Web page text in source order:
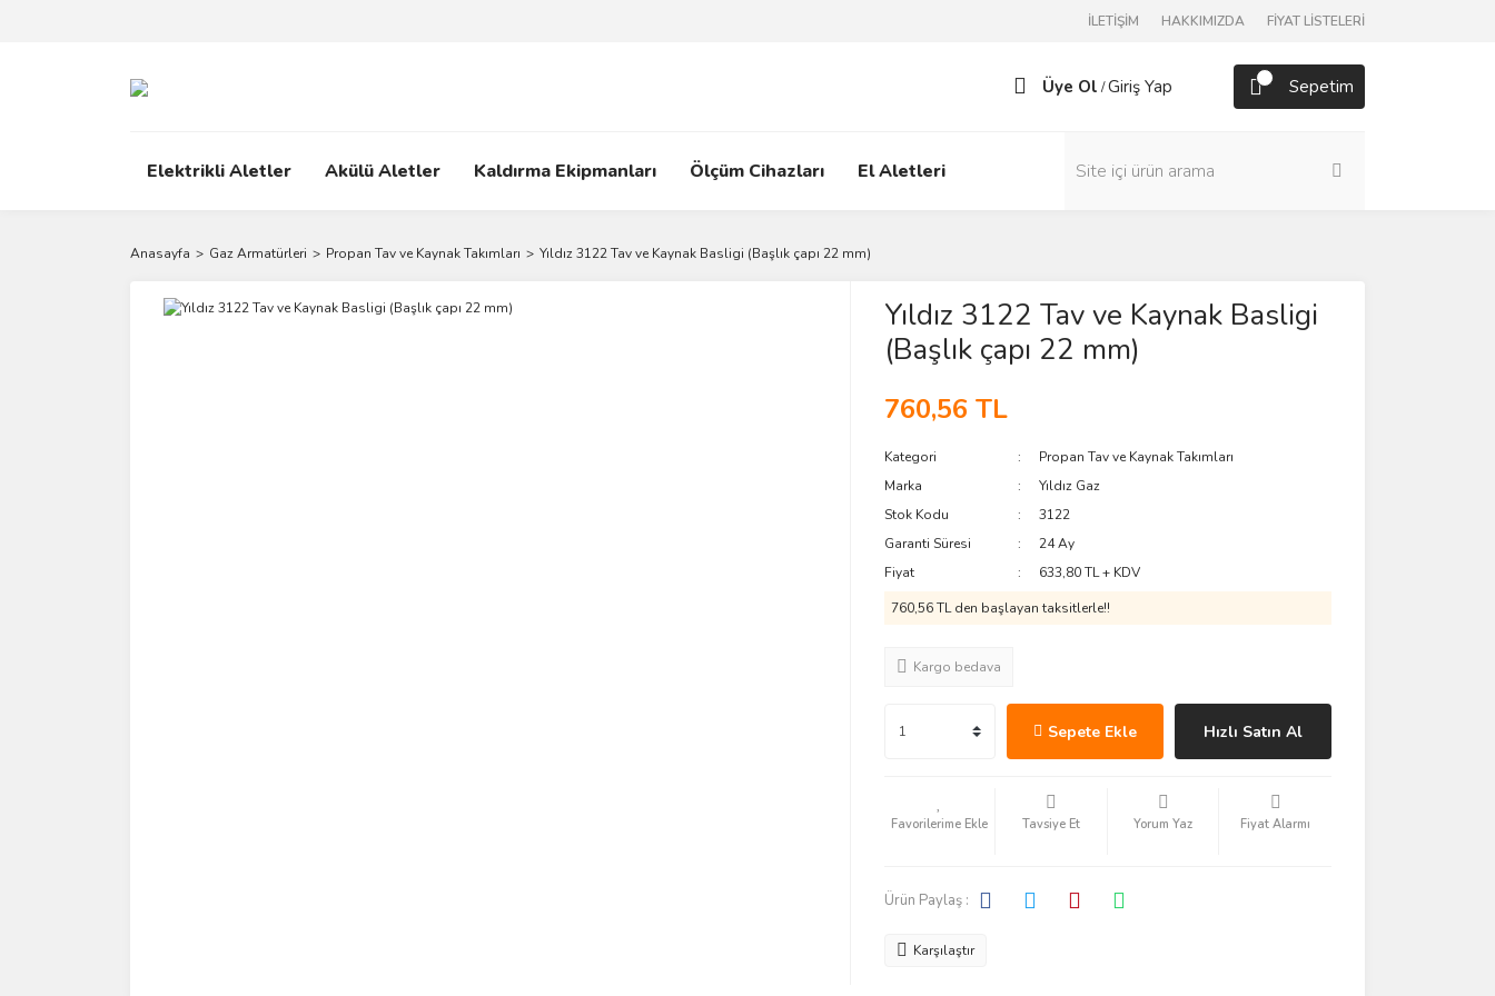
İLETİŞİM HAKKIMIZDA FİYAT LİSTELERİ
Üye Ol /Giriş Yap Sepetim
Elektrikli Aletler Akülü Aletler Kaldırma Ekipmanları Ölçüm Cihazları El Aletleri
Anasayfa Gaz Armatürleri Propan Tav ve Kaynak Takımları Yıldız 3122 Tav ve Kaynak Basligi (Başlık çapı 22 mm)
Yıldız 3122 Tav ve Kaynak Basligi
(Başlık çapı 22 mm)
760,56 TL
Kategori
Propan Tav ve Kaynak Takımları
Marka
Yıldız Gaz
Stok Kodu
3122
Garanti Süresi
24 Ay
Fiyat
633,80 TL + KDV
760,56 TL den başlayan taksitlerle!!
Kargo bedava
Sepete Ekle Hızlı Satın Al
Tavsiye Et Yorum Yaz Fiyat Alarmı
Ürün Paylaş :
Karşılaştır